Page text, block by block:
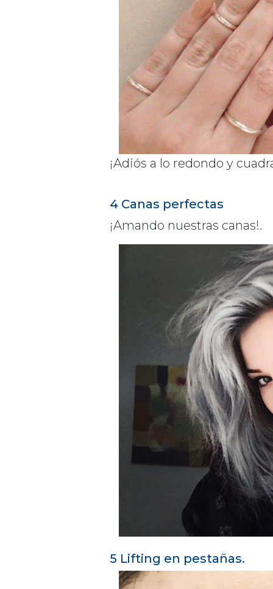
¡Adiós a lo redondo y
4 Canas perfectas
¡Amando nuestras
5 Lifting en pestañas.